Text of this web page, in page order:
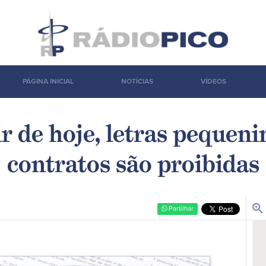
PÁGINA INICIAL NOTÍCIAS VÍDEOS
de hoje, letras
contratos são proibidas
Partilhar zoom_in